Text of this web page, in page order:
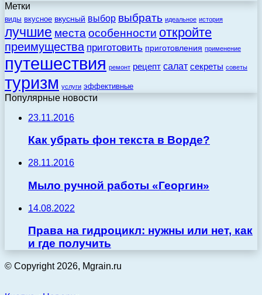
Метки
виды вкусное вкусный выбор выбрать идеальное история
лучшие места особенности откройте
преимущества приготовить приготовления применение
путешествия ремонт рецепт салат секреты советы
туризм услуги эффективные
Популярные новости
23.11.2016
Как убрать фон текста в Ворде?
28.11.2016
Мыло ручной работы «Георгин»
14.08.2022
Права на гидроцикл: нужны или нет, как
и где получить
© Copyright 2026, Mgrain.ru